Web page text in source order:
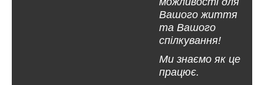
Вашого життя
та Вашого
спілкування!
Ми знаємо як це
працює.